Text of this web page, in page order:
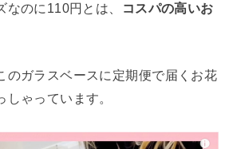
のに110円とは、
コスパの高いお
のガラスベースに定期便で届くお花
しゃっています。